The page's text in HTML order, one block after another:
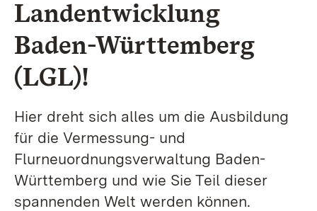
Landentwicklung
Baden-Württemberg
(LGL)!
Hier dreht sich alles um die Ausbildung
für die Vermessung- und
Flurneuordnungsverwaltung Baden-
Württemberg und wie Sie Teil dieser
spannenden Welt werden können.